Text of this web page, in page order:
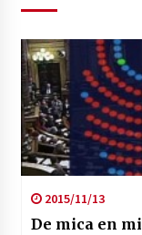
2015/11/13
De mica en